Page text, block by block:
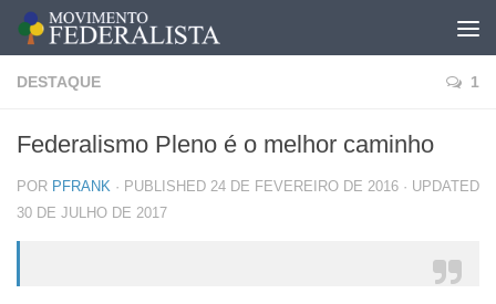
DESTAQUE 1
Federalismo Pleno é o melhor caminho
POR PFRANK · PUBLISHED 24 DE FEVEREIRO DE 2016 · UPDATED
30 DE JULHO DE 2017